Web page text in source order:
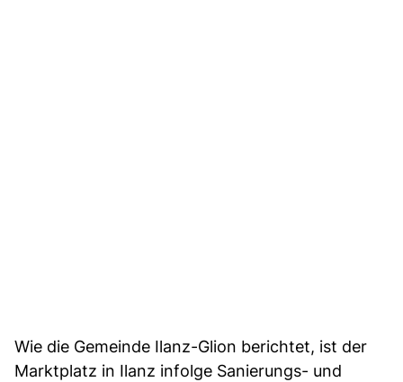
Wie die Gemeinde Ilanz-Glion berichtet, ist der
Marktplatz in Ilanz infolge Sanierungs- und